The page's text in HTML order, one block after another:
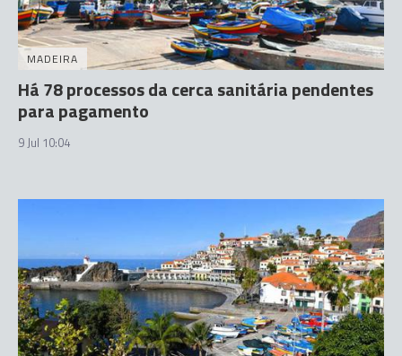
MADEIRA
Há 78 processos da cerca sanitária pendentes
para pagamento
9 Jul 10:04